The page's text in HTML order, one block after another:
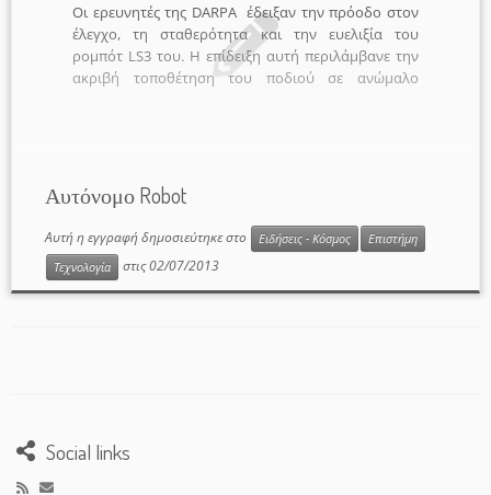
Οι ερευνητές της DARPA έδειξαν την πρόοδο στον
έλεγχο, τη σταθερότητα και την ευελιξία του
ρομπότ LS3 του. Η επίδειξη αυτή περιλάμβανε την
ακριβή τοποθέτηση του ποδιού σε ανώμαλο
Αυτόνομο Robot
Αυτή η εγγραφή δημοσιεύτηκε στο Ειδήσεις - Κόσμος
Επιστήμη
Τεχνολογία
στις02/07/2013
Social links